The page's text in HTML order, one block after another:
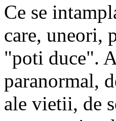
Ce se
care, uneori,
"poti duce".
paranormal,
ale vietii, de